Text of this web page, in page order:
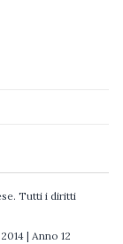
Tutti i diritti
| Anno 12